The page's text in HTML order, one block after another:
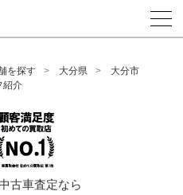
為のCVボタン*/
を探す 大分県
大分市
紹介
古車査定なら